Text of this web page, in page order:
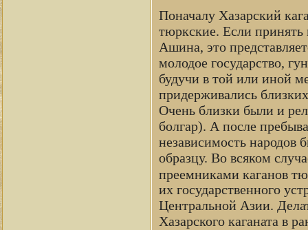
Поначалу Хазарский
тюркские. Если
Ашина, это
молодое государство,
будучи в той или иной
придерживались
Очень близки были и
болгар). А после
независимость народов
образцу. Во всяком
преемниками каганов
их государственного
Центральной Азии.
Хазарского каганата в